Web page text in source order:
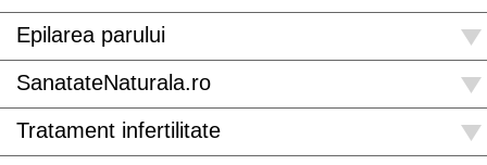
Epilarea parului
SanatateNaturala.ro
Tratament infertilitate